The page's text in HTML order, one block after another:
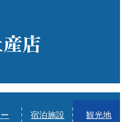
店
宿泊施設 観光地